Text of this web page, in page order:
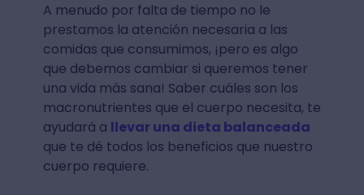
A menudo por falta de tiempo no le
prestamos la atención necesaria a las
comidas que consumimos, ¡pero es algo
que debemos cambiar si queremos tener
una vida más sana! Saber cuáles son los
macronutrientes que el cuerpo necesita, te
ayudará a llevar una dieta balanceada
que te dé todos los beneficios que nuestro
cuerpo requiere.